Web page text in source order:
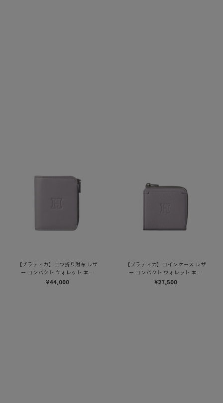
【プラティカ】二つ折り財布 レザ
ー コンパクト ウォレット 本革
（商品番号：P25-50805）
¥44,000
【プラティカ】コインケース レザ
ー コンパクト ウォレット 本革
（商品番号：P25-50310）
¥27,500